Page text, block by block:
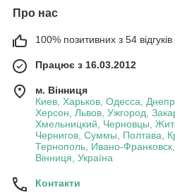
Про нас
100% позитивних з 54 відгуків
Працює з 16.03.2012
м. Вінниця
Киев, Харьков, Одесса,
Херсон, Львов, Ужгород,
Хмельницкий, Черновцы,
Чернигов, Суммы, Полтава,
Тернополь, Ивано-Франковск,
Вінниця, Україна
Контакти